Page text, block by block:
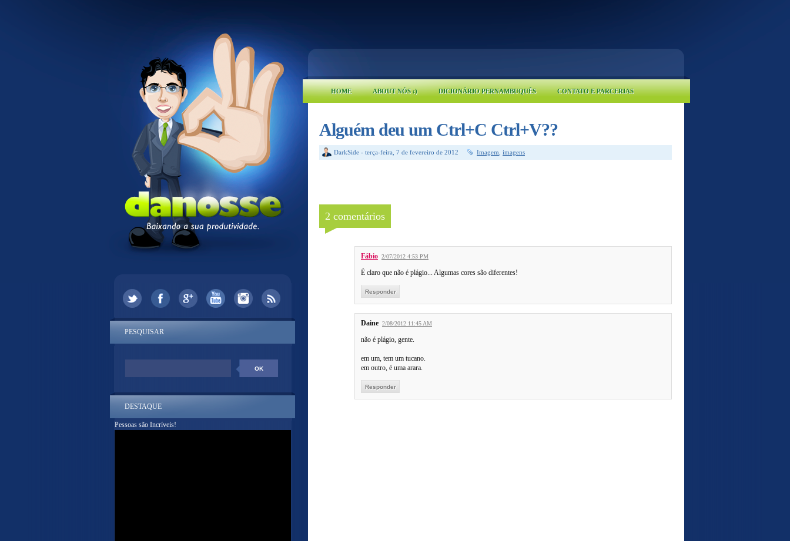
HOME ABOUT NÓS :) DICIONÁRIO PERNAMBUQUÊS CONTATO E PARCERIAS
Alguém deu um Ctrl+C Ctrl+V??
DarkSide - terça-feira, 7 de fevereiro de 2012 Imagem imagens
2 comentários
Fábio 2/07/2012 4:53 PM
É claro que não é plágio... Algumas cores são diferentes!
Responder
Daine 2/08/2012 11:45 AM
não é plágio, gente.
em um, tem um tucano.
em outro, é uma arara.
Responder
PESQUISAR
DESTAQUE
Pessoas são Incríveis!